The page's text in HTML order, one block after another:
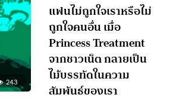
243
แฟนไม่ถูกใจเราหรือไม่
ถูกใจคนอื่น เมื่อ
Princess Treatment
จากชาวเน็ต กลายเป็น
ไม้บรรทัดในความ
สัมพันธ์ของเรา